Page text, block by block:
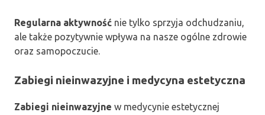
Regularna aktywność nie tylko sprzyja odchudzaniu,
ale także pozytywnie wpływa na nasze ogólne zdrowie
oraz samopoczucie.
Zabiegi nieinwazyjne i medycyna estetyczna
Zabiegi nieinwazyjne w medycynie estetycznej